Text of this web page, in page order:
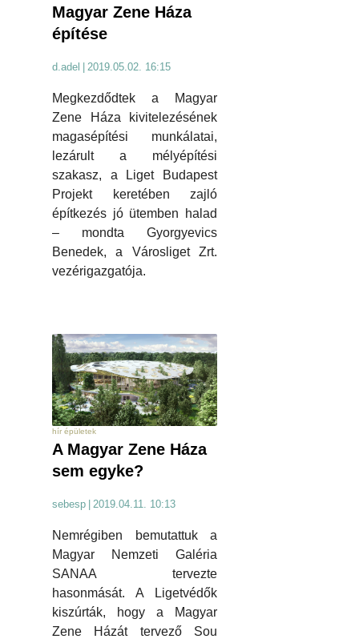
Magyar Zene Háza
építése
d.adel | 2019.05.02. 16:15
Megkezdődtek a Magyar
Zene Háza kivitelezésének
magasépítési munkálatai,
lezárult a mélyépítési
szakasz, a Liget Budapest
Projekt keretében zajló
építkezés jó ütemben halad
– mondta Gyorgyevics
Benedek, a Városliget Zrt.
vezérigazgatója.
hír épületek
A Magyar Zene Háza
sem egyke?
sebesp 2019.04.11. 10:13
Nemrégiben bemutattuk a
Magyar Nemzeti Galéria
SANAA tervezte
hasonmását. A Ligetvédők
kiszúrták, hogy a Magyar
Zene Házát tervező Sou